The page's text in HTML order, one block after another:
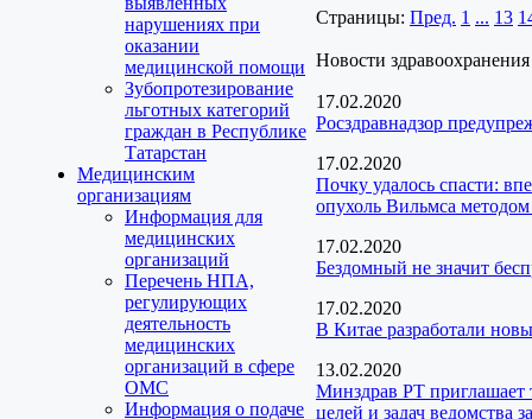
нарушениях при
оказании
медицинской помощи
Зубопротезирование
льготных категорий
граждан в Республике
Татарстан
Медицинским
организациям
Информация для
медицинских
организаций
Перечень НПА,
регулирующих
деятельность
медицинских
организаций в сфере
ОМС
Информация о подаче
Страницы: Пред. 1 ... 13
Новости здравоохранения
17.02.2020
Росздравнадзор
17.02.2020
Почку удалось спасти:
опухоль Вильмса
17.02.2020
Бездомный не значит
17.02.2020
В Китае разработали
13.02.2020
Минздрав РТ приглашает
целей и задач ведомства